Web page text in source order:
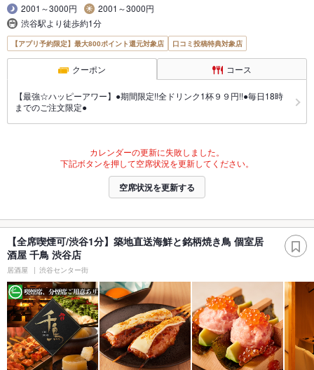
2001～3000円
2001～3000円
渋谷駅より徒歩約1分
【アプリ予約限定】最大800ポイント還元対象店 口コミ投稿特典対象店
クーポン コース
【最強☆ハッピーアワー】●期間限定!!全ドリンク1杯９９円!!●毎日18時
までのご注文限定●
カレンダーの更新に失敗しました。
下記ボタンを押して空席状況を更新してください。
空席状況を更新する
【全席喫煙可/渋谷1分】築地直送海鮮と銘柄焼き鳥 個室居
酒屋 千鳥 渋谷店
居酒屋 渋谷センター街